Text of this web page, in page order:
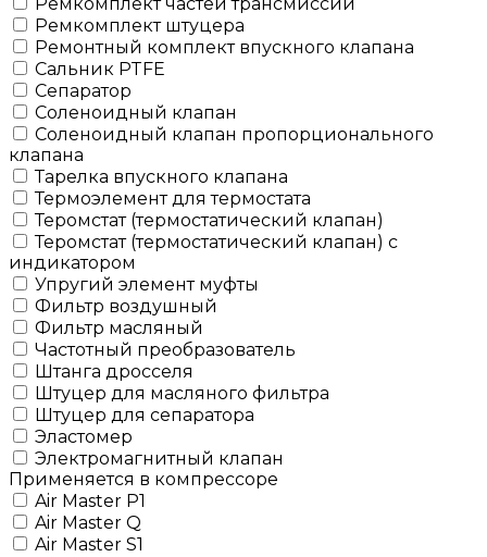
Ремкомплект штуцера
Ремонтный комплект впускного клапана
Сальник PTFE
Сепаратор
Соленоидный клапан
Соленоидный клапан пропорционального
клапана
Тарелка впускного клапана
Термоэлемент для термостата
Теромстат (термостатический клапан)
Теромстат (термостатический клапан) с
индикатором
Упругий элемент муфты
Фильтр воздушный
Фильтр масляный
Частотный преобразователь
Штанга дросселя
Штуцер для масляного фильтра
Штуцер для сепаратора
Эластомер
Электромагнитный клапан
Применяется в компрессоре
Air Master P1
Air Master Q
Air Master S1